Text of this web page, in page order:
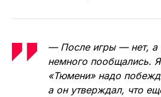
— После игры — нет, а
немного пообщались.
«Тюмени» надо
а он утверждал, что